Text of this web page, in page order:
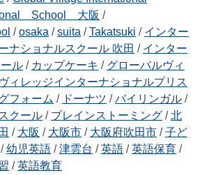
School 大阪 /
/osaka /suita /Takatsuki / インター
ナショナルスクール 吹田 / インター
ル / カップケーキ / グローバルヴィ
ィレッジインターナショナルプリス
フォーム / ドーナツ /バイリンガル /
クール / ブレインストーミング /北
/ 大阪 / 大阪市 / 大阪府吹田市 /子ど
/幼児英語 /津雲台 /英語 /英語保育 /
/英語教育